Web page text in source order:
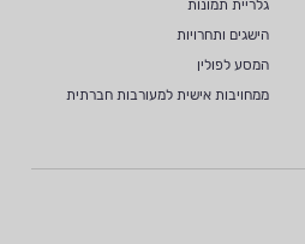
גלריית תמונות
הישגים ותחרויות
המסע לפולין
ממחויבות אישית למעורבות חברתית